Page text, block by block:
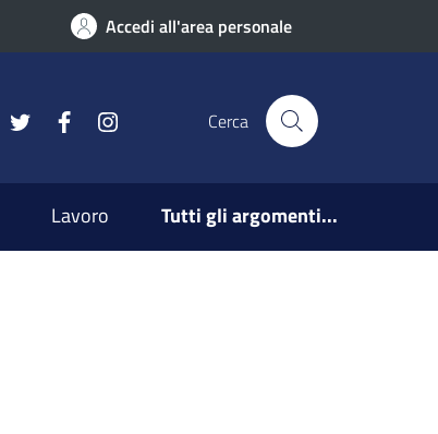
Accedi all'area personale
Facebook Cerca
Lavoro Tutti gli argomenti...